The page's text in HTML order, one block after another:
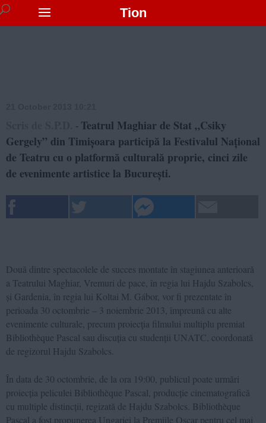
Tion
- Teatrul Maghiar de Stat „Csiky
Gergely” din Timișoara participă la Festivalul Național
de Teatru cu o platformă culturală proprie, cinci zile
de evenimente artistice la București.
Două dintre spectacolele de succes montate în stagiunea anterioară
a Teatrului Maghiar, Vremuri de pace, în regia lui Hajdu Szabolcs,
și Gardenia, în regia lui Koltai M. Gábor, vor fi prezentate în
perioada 30 octombrie – 3 noiembrie 2013, împreună cu alte
evenimente culturale, precum proiecţia filmului multiplu premiat
Bibliothèque Pascal sau discuția cu studenții UNATC, coordonată
de regizorul Hajdu Szabolcs.
În data de 30 octombrie, de la ora 19:00, publicul poate urmări
proiecția peliculei Bibliothèque Pascal, producție cinematografică
cu multiple distincții, regizată de Hajdu Szabolcs. Bibliothèque
Pascal a fost propunerea Ungariei la Premiile Oscar pentru cel mai